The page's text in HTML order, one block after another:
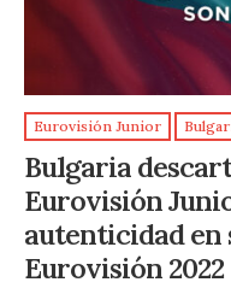
Eurovisión Junior
Bulgaria
Eurovisión
autenticidad en
Eurovisión 2022